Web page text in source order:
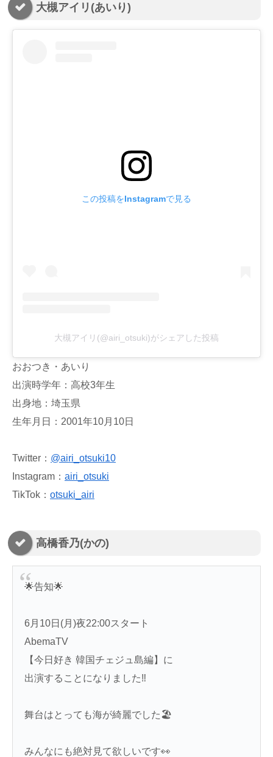
大槻アイリ(あいり)
この投稿をInstagramで見る
大槻アイリ(@airi_otsuki)がシェアした投稿
おおつき・あいり
出演時学年：高校3年生
出身地：埼玉県
生年月日：2001年10月10日
Twitter： @airi_otsuki10
Instagram： airi_otsuki
TikTok： otsuki_airi
高橋香乃(かの)
🌟告知🌟
6月10日(月)夜22:00スタート
AbemaTV
【今日好き 韓国チェジュ島編】に
出演することになりました‼️
舞台はとっても海が綺麗でした🏖
みんなにも絶対見て欲しいです👀